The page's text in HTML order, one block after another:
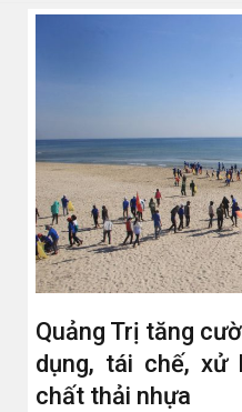
Quảng Trị tăng
dụng, tái chế, xử
chất thải nhựa